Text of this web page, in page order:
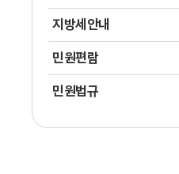
지방세안내
민원편람
민원법규